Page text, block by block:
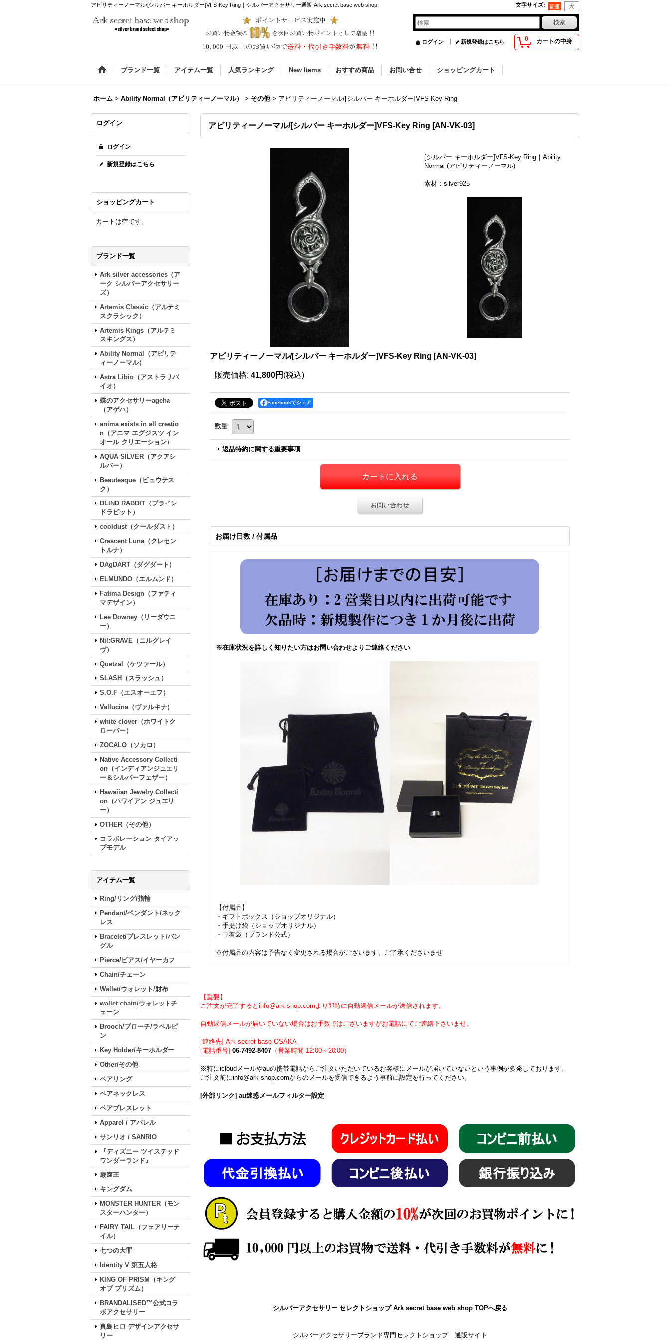
アビリティーノーマル/[シルバー キーホルダー]VFS-Key Ring｜シルバーアクセサリー通販 Ark secret base web shop 文字サイズ:
0 カートの中身
ログイン 新規登録はこちら
ブランド一覧 アイテム一覧 人気ランキング New Items おすすめ商品 お問い合せ ショッピングカート
ホーム > Ability Normal（アビリティーノーマル） > その他 > アビリティーノーマル/[シルバー キーホルダー]VFS-Key Ring
ログイン
ログイン
新規登録はこちら
ショッピングカート
カートは空です。
ブランド一覧
Ark silver accessories（ア
ーク シルバーアクセサリー
ズ）
Artemis Classic（アルテミ
スクラシック）
Artemis Kings（アルテミ
スキングス）
Ability Normal（アビリテ
ィーノーマル）
Astra Libio（アストラリバ
イオ）
蝶のアクセサリーageha
（アゲハ）
anima exists in all creatio
n（アニマ エグジスツ イン
オール クリエーション）
AQUA SILVER（アクアシ
ルバー）
Beautesque（ビュウテス
ク）
BLIND RABBIT（ブライン
ドラビット）
cooldust（クールダスト）
Crescent Luna（クレセン
トルナ）
DAgDART（ダグダート）
ELMUNDO（エルムンド）
Fatima Design（ファティ
マデザイン）
Lee Downey（リーダウニ
ー）
Nil:GRAVE（ニルグレイ
ヴ）
Quetzal（ケツァール）
SLASH（スラッシュ）
S.O.F（エスオーエフ）
Vallucina（ヴァルキナ）
white clover（ホワイトク
ローバー）
ZOCALO（ソカロ）
Native Accessory Collecti
on（インディアンジュエリ
ー＆シルバーフェザー）
Hawaiian Jewelry Collecti
on（ハワイアン ジュエリ
ー）
OTHER（その他）
コラボレーション タイアッ
プモデル
アイテム一覧
Ring/リング/指輪
Pendant/ペンダント/ネック
レス
Bracelet/ブレスレット/バン
グル
Pierce/ピアス/イヤーカフ
Chain/チェーン
Wallet/ウォレット/財布
wallet chain/ウォレットチ
ェーン
Brooch/ブローチ/ラペルピ
ン
Key Holder/キーホルダー
Other/その他
ペアリング
ペアネックレス
ペアブレスレット
Apparel / アパレル
サンリオ / SANRIO
『ディズニー ツイステッド
ワンダーランド』
巌窟王
キングダム
MONSTER HUNTER（モン
スターハンター）
FAIRY TAIL（フェアリーテ
イル）
七つの大罪
Identity V 第五人格
KING OF PRISM（キング
オブ プリズム）
BRANDALISED™公式コラ
ボアクセサリー
真島ヒロ デザインアクセサ
リー
アビリティーノーマル/[シルバー キーホルダー]VFS-Key Ring [AN-VK-03]
[シルバー キーホルダー]VFS-Key Ring｜Ability
Normal (アビリティーノーマル)
素材：silver925
アビリティーノーマル/[シルバー キーホルダー]VFS-Key Ring [AN-VK-03]
販売価格: 41,800円 (税込)
Facebookでシェア
数量:
返品特約に関する重要事項
お問い合わせ
お届け日数 / 付属品
※在庫状況を詳しく知りたい方はお問い合わせよりご連絡ください
【付属品】
・ギフトボックス（ショップオリジナル）
・手提げ袋（ショップオリジナル）
・巾着袋（ブランド公式）
※付属品の内容は予告なく変更される場合がございます、ご了承くださいませ
【重要】
ご注文が完了するとinfo@ark-shop.comより即時に自動返信メールが送信されます。
自動返信メールが届いていない場合はお手数ではございますがお電話にてご連絡下さいませ。
[連絡先] Ark secret base OSAKA
[電話番号] 06-7492-8407 （営業時間 12:00～20:00）
※特にicloudメールやauの携帯電話からご注文いただいているお客様にメールが届いていないという事例が多発しております。
ご注文前にinfo@ark-shop.comからのメールを受信できるよう事前に設定を行ってください。
[外部リンク] au迷惑メールフィルター設定
シルバーアクセサリー セレクトショップ Ark secret base web shop TOPへ戻る
シルバーアクセサリーブランド専門セレクトショップ 通販サイト